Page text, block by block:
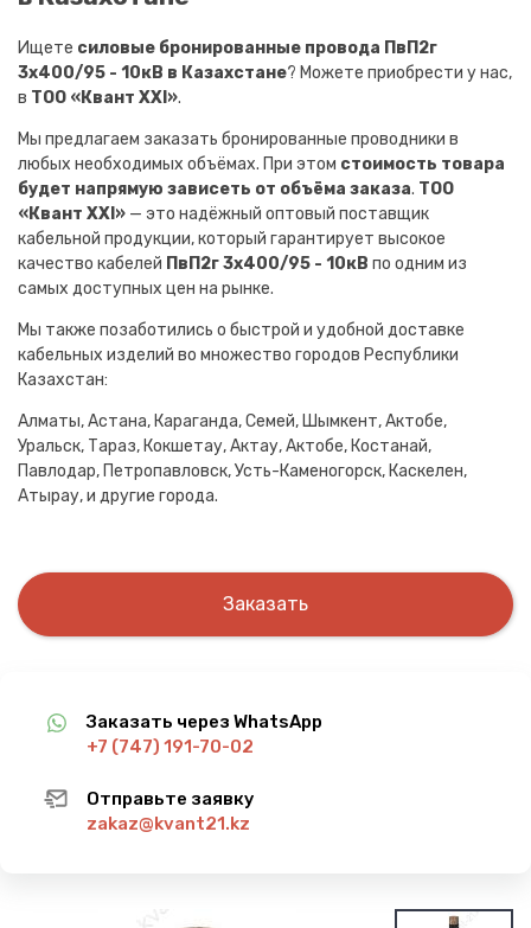
Ищете силовые бронированные провода ПвП2г
3х400/95 - 10кВ в Казахстане? Можете приобрести у нас,
в ТОО «Квант XXI».
Мы предлагаем заказать бронированные проводники в
любых необходимых объёмах. При этом стоимость товара
будет напрямую зависеть от объёма заказа. ТОО
«Квант XXI» — это надёжный оптовый поставщик
кабельной продукции, который гарантирует высокое
качество кабелей ПвП2г 3х400/95 - 10кВ по одним из
самых доступных цен на рынке.
Мы также позаботились о быстрой и удобной доставке
кабельных изделий во множество городов Республики
Казахстан:
Алматы, Астана, Караганда, Семей, Шымкент, Актобе,
Уральск, Тараз, Кокшетау, Актау, Актобе, Костанай,
Павлодар, Петропавловск, Усть-Каменогорск, Каскелен,
Атырау, и другие города.
Заказать
Заказать через WhatsApp
+7 (747) 191-70-02
Отправьте заявку
zakaz@kvant21.kz